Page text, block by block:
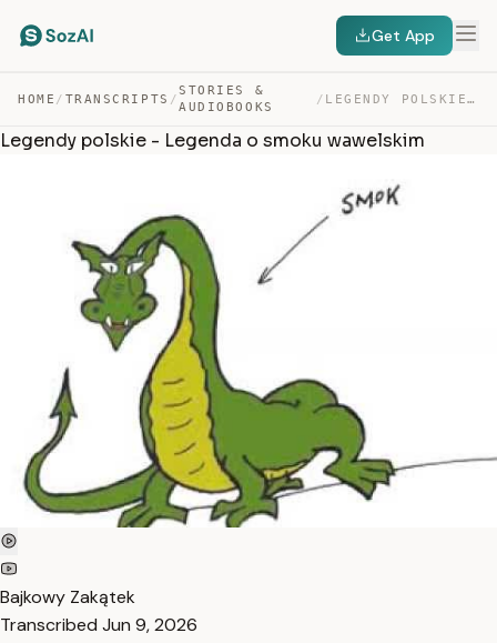
Get App
HOME / TRANSCRIPTS /
STORIES &
AUDIOBOOKS
/ LEGENDY POLSKIE – LEGENDA O SMOKU WAWELSKIM — TRANSCRIPT
Legendy polskie - Legenda o smoku wawelskim
Bajkowy Zakątek
Transcribed Jun 9, 2026